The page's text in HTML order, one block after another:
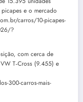
e o mercado
carros/10-picapes-
?
com cerca de
T‑Cross (9.455) e
300-carros-mais-